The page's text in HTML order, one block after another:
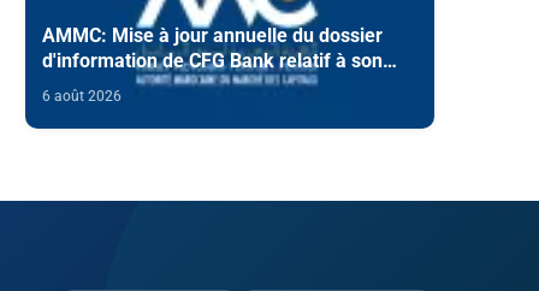
AMMC: Mise à jour annuelle du dossier
d'information de CFG Bank relatif à son
programme d'émission de certificats de
6 août 2026